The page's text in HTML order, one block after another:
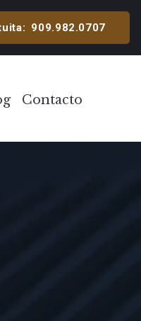
909.982.0707
MenuContacto